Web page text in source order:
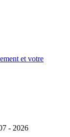
- 2026